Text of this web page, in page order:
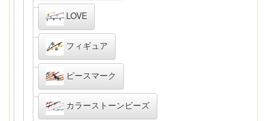
LOVE
フィギュア
ピースマーク
カラーストーンビーズ